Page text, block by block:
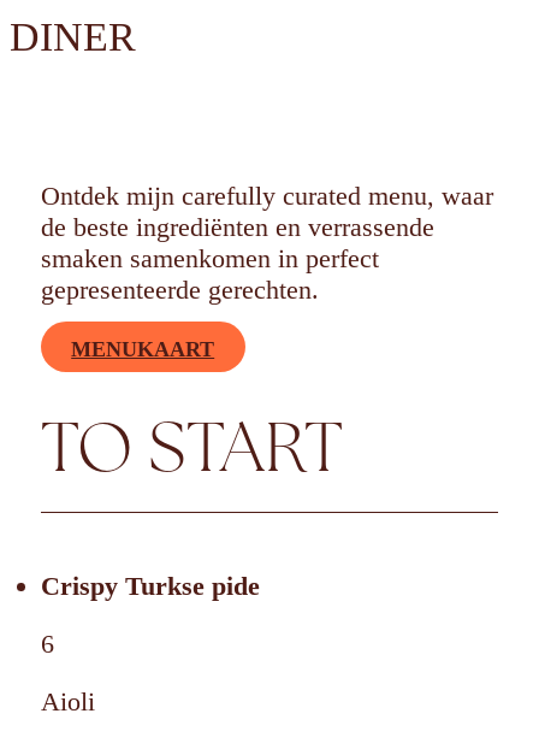
DINER
Ontdek mijn carefully curated menu, waar
de beste ingrediënten en verrassende
smaken samenkomen in perfect
gepresenteerde gerechten.
MENUKAART
TO START
Crispy Turkse pide
6
Aioli